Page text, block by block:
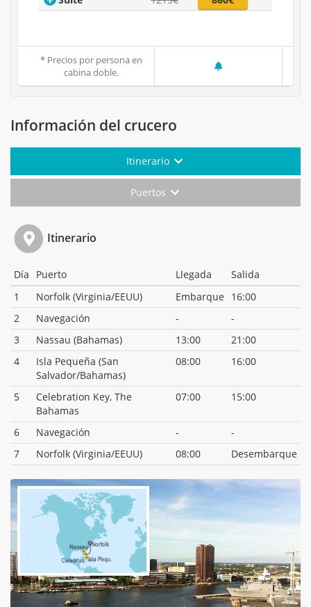
* Precios por persona en
cabina doble.
Información del crucero
Itinerario
Puertos
Itinerario
Día Puerto Llegada
Salida
1
Norfolk (Virginia/EEUU) Embarque
16:00
2
Navegación -
-
3
Nassau (Bahamas) 13:00
21:00
4
Isla Pequeña (San
Salvador/Bahamas)
08:00 16:00
5
Celebration Key, The
Bahamas
07:00 15:00
6 Navegación -
-
7
Norfolk (Virginia/EEUU) 08:00 Desembarque